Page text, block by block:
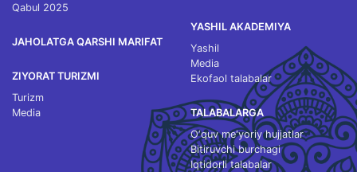
Qabul 2025
JAHOLATGA QARSHI MARIFAT
ZIYORAT TURIZMI
Turizm
Media
YASHIL AKADEMIYA
Yashil
Media
Ekofaol talabalar
TALABALARGA
O‘quv me'yoriy hujjatlar
Bitiruvchi burchagi
Iqtidorli talabalar